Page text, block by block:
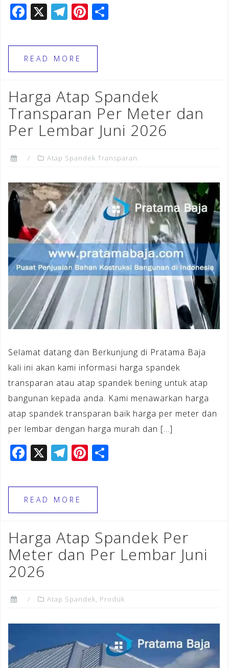
F
c
e
b
o
o
k
X T
e
gr
a
m
Pi
te
e
st
READ MORE
Harga Atap Spandek
Transparan Per Meter dan
Per Lembar Juni 2026
Atap Spandek Transparan
Selamat datang dan Berkunjung di Pratama Baja
kali ini akan kami informasi harga spandek
transparan atau atap spandek bening untuk atap
bangunan kepada anda. Kami menawarkan harga
atap spandek transparan baik harga per meter dan
per lembar dengan harga murah dan […]
F
c
e
b
o
o
k
X T
e
gr
a
m
Pi
te
e
st
READ MORE
Harga Atap Spandek Per
Meter dan Per Lembar Juni
2026
Atap Spandek, Produk